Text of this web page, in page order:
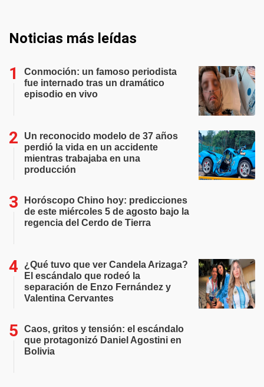
Noticias más leídas
Conmoción: un famoso periodista
fue internado tras un dramático
episodio en vivo
Un reconocido modelo de 37 años
perdió la vida en un accidente
mientras trabajaba en una
producción
Horóscopo Chino hoy: predicciones
de este miércoles 5 de agosto bajo la
regencia del Cerdo de Tierra
¿Qué tuvo que ver Candela Arizaga?
El escándalo que rodeó la
separación de Enzo Fernández y
Valentina Cervantes
Caos, gritos y tensión: el escándalo
que protagonizó Daniel Agostini en
Bolivia